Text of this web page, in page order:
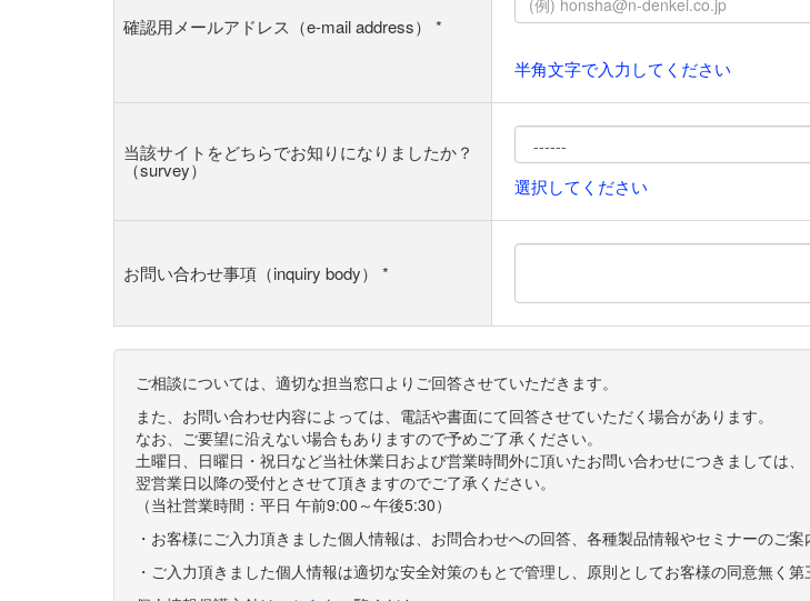
確認用メールアドレス（e-mail address） *
半角文字で入力してください
当該サイトをどちらでお知りになりましたか？
（survey）
選択してください
お問い合わせ事項（inquiry body） *
ご相談については、適切な担当窓口よりご回答させていただきます。
また、お問い合わせ内容によっては、電話や書面にて回答させていただく場合があります。
なお、ご要望に沿えない場合もありますので予めご了承ください。
土曜日、日曜日・祝日など当社休業日および営業時間外に頂いたお問い合わせにつきましては、
翌営業日以降の受付とさせて頂きますのでご了承ください。
（当社営業時間：平日 午前9:00～午後5:30）
・お客様にご入力頂きました個人情報は、お問合わせへの回答、各種製品情報やセミナーのご
・ご入力頂きました個人情報は適切な安全対策のもとで管理し、原則としてお客様の同意無く第